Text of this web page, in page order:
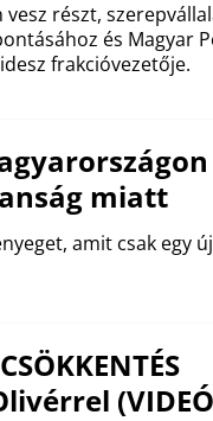
részt,
és Magyar
frakcióvezetője.
miatt
amit csak egy